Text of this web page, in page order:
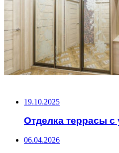
19.10.2025
Отделка террасы с
06.04.2026